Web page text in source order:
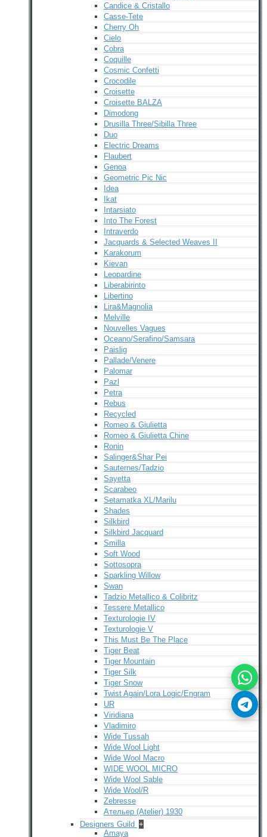
Candice & Cristallo
Casse-Tete
Cherry Oh
Cielo
Cobra
Coquille
Cosmic Confetti
Crocodile
Croisette
Croisette BALZA
Dimodong
Drusilla Three/Sibilla Three
Duo
Electric Dreams
Flaubert
Genoa
Geometric Pic Nic
Idea
Ikat
Intarsiato
Into The Forest
Intraverdo
Jacquards & Selected Weaves II
Karakorum
Kievan
Leopardine
Liberabirinto
Libertino
Lira&Magnolia
Melville
Nouvelles Vagues
Oceano/Serafino/Samsara
Paislig
Pallade/Venere
Palomar
Pazl
Petra
Rebus
Recycled
Romeo & Giulietta
Romeo & Giulietta Chine
Ronin
Salinger&Shar Pei
Sauternes/Tadzio
Sayetta
Scarabeo
Setamatka XL/Marilu
Shades
Silkbird
Silkbird Jacquard
Smilla
Soft Wood
Sottosopra
Sparkling Willow
Swan
Tadzio Metallico & Colibritz
Tessere Metallico
Texturologie IV
Texturologie V
This Must Be The Place
Tiger Beat
Tiger Mountain
Tiger Silk
Tiger Snow
Twist Again/Lora Logic/Engram
UR
Viridiana
Vladimiro
Wide Tussah
Wide Wool Light
Wide Wool Macro
WIDE WOOL MICRO
Wide Wool Sable
Wide Wool/R
Zebresse
Ательер (Atelier) 1930
Designers Guild +
Amaya